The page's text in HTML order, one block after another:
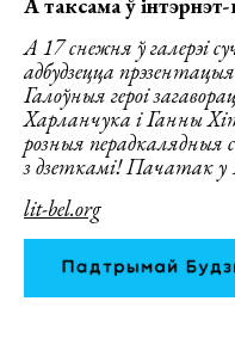
А 17 снежня ў галерэі
адбудзецца
Галоўныя героі
Харланчука і Ганны
розныя перадкалядныя
з дзеткамі! Пачатак у
lit-bel.org